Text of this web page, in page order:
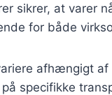
sikrer, at varer
for både
afhængigt
specifikke